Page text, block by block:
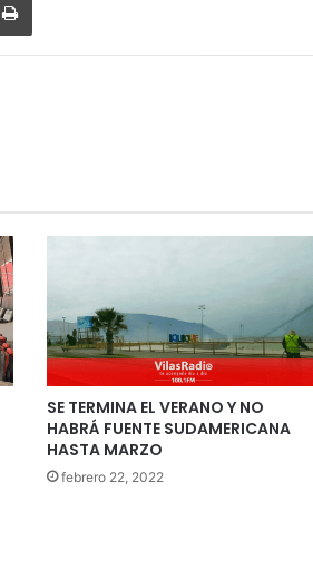
SE TERMINA EL VERANO Y NO
HABRÁ FUENTE SUDAMERICANA
HASTA MARZO
febrero 22, 2022